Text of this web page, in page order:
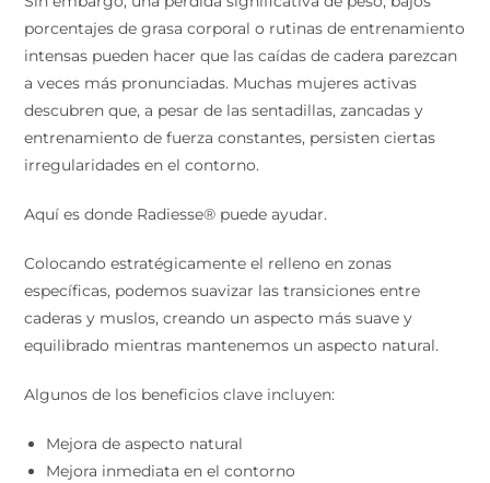
porcentajes de grasa corporal o rutinas de entrenamiento
intensas pueden hacer que las caídas de cadera parezcan
a veces más pronunciadas. Muchas mujeres activas
descubren que, a pesar de las sentadillas, zancadas y
entrenamiento de fuerza constantes, persisten ciertas
irregularidades en el contorno.
Aquí es donde Radiesse® puede ayudar.
Colocando estratégicamente el relleno en zonas
específicas, podemos suavizar las transiciones entre
caderas y muslos, creando un aspecto más suave y
equilibrado mientras mantenemos un aspecto natural.
Algunos de los beneficios clave incluyen:
Mejora de aspecto natural
Mejora inmediata en el contorno